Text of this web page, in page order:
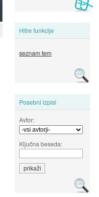
Hitre funkcije
seznam tem
Posebni izpisi
Avtor:
Ključna beseda: